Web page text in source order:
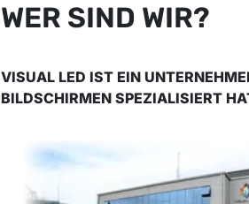
WER SIND WIR?
VISUAL LED IST EIN
BILDSCHIRMEN SPEZIALISIERT